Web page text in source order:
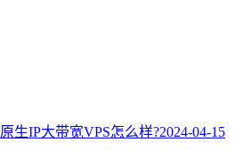
生IP大带宽VPS怎么样?2024-04-15